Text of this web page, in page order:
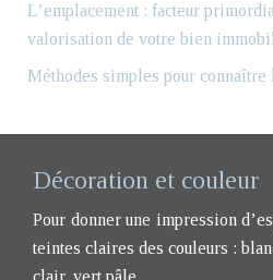
L’emplacement : facteur
valorisation de votre bien
Méthodes simples pour
Décoration et couleur
Pour donner une impression
teintes claires des couleurs :
clair, vert pâle.